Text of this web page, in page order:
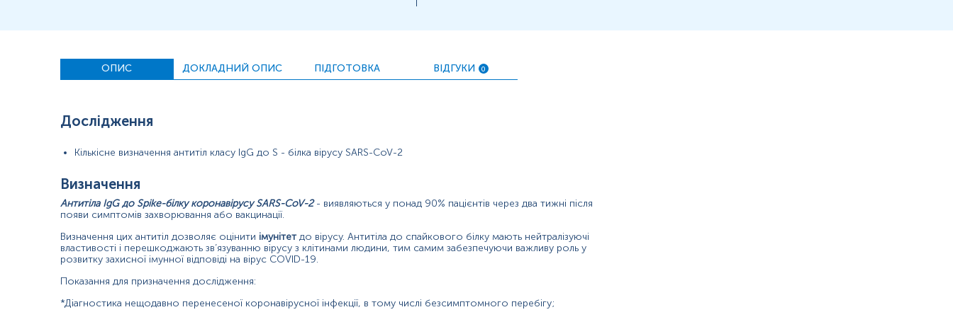
сироватка крові
Загальна характеристика
Інтерферуючі чинники
кількісного визначення гуморальної імунної відповіді до S1-спайкового білка коронавірусу, що відображає рівень специфічних IgG-антитіл після вакцинації або перенесеної інфекції.
Показання до призначення
ОПИС ДОКЛАДНИЙ ОПИС ПІДГОТОВКА ВІДГУКИ 0
Дослідження
Кількісне визначення антитіл класу IgG до S - білка вірусу SARS-CoV-2
Визначення
Антитіла IgGдо Spike-білкукоронавірусу SARS-CoV-2- виявляються у понад 90% пацієнтів через два тижні після
появи симптомів захворювання або вакцинації.
Визначення цих антитіл дозволяє оцінити імунітетдо вірусу. Антитіла до спайкового білку мають нейтралізуючі
властивості і перешкоджають зв’язуванню вірусу з клітинами людини, тим самим забезпечуючи важливу роль у
розвитку захисної імунної відповіді на вірус COVID-19.
Показання для призначення дослідження:
*Діагностика нещодавно перенесеної коронавірусної інфекції, в тому числі безсимптомного перебігу;